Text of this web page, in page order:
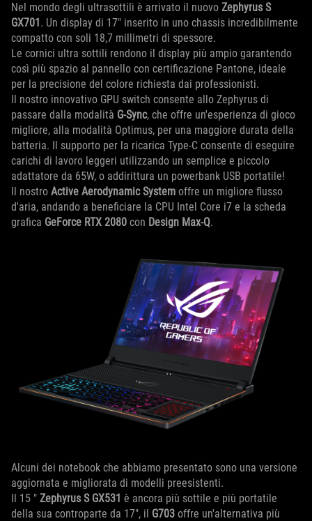
Nel mondo degli ultrasottili è arrivato il nuovo Zephyrus S
GX701 . Un display di 17" inserito in uno chassis incredibilmente
compatto con soli 18,7 millimetri di spessore.
Le cornici ultra sottili rendono il display più ampio garantendo
così più spazio al pannello con certificazione Pantone, ideale
per la precisione del colore richiesta dai professionisti.
Il nostro innovativo GPU switch consente allo Zephyrus di
passare dalla modalità G-Sync, che offre un'esperienza di gioco
migliore, alla modalità Optimus, per una maggiore durata della
batteria. Il supporto per la ricarica Type-C consente di eseguire
carichi di lavoro leggeri utilizzando un semplice e piccolo
adattatore da 65W, o addirittura un powerbank USB portatile!
Il nostro Active Aerodynamic System offre un migliore flusso
d'aria, andando a beneficiare la CPU Intel Core i7 e la scheda
grafica GeForce RTX 2080 con Design Max-Q.
Alcuni dei notebook che abbiamo presentato sono una versione
aggiornata e migliorata di modelli preesistenti.
Il 15 " Zephyrus S GX531 è ancora più sottile e più portatile
della sua controparte da 17", il G703 offre un'alternativa più